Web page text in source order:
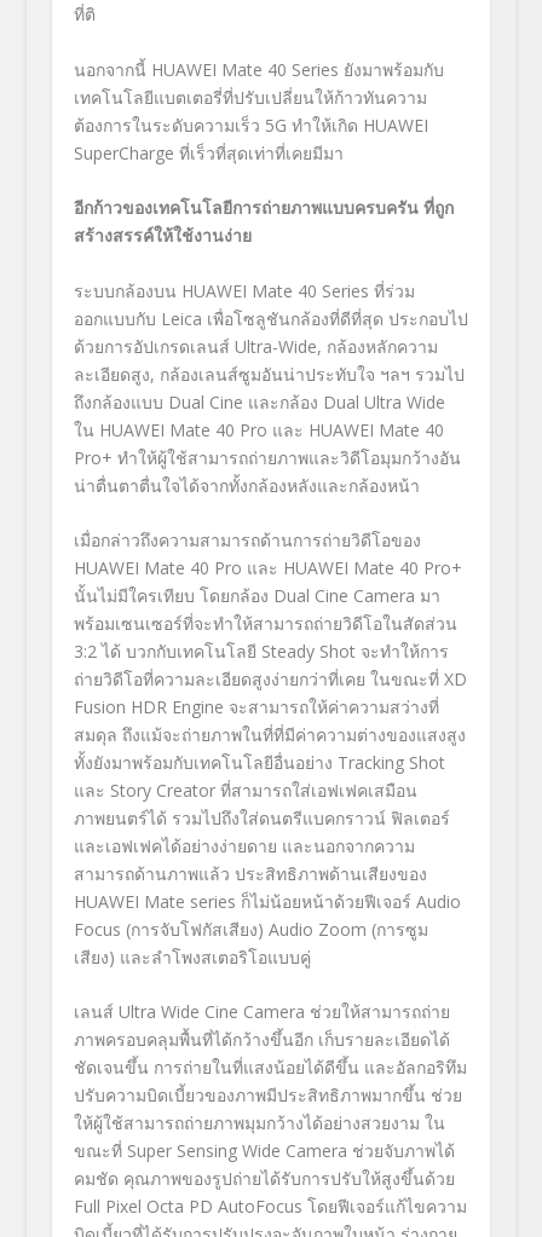
ที่ติ
นอกจากนี้ HUAWEI Mate 40 Series ยังมาพร้อมกับ
เทคโนโลยีแบตเตอรี่ที่ปรับเปลี่ยนให้ก้าวทันความ
ต้องการในระดับความเร็ว 5G ทำให้เกิด HUAWEI
SuperCharge ที่เร็วที่สุดเท่าที่เคยมีมา
อีกก้าวของเทคโนโลยีการถ่ายภาพแบบครบครัน ที่ถูก
สร้างสรรค์ให้ใช้งานง่าย
ระบบกล้องบน HUAWEI Mate 40 Series ที่ร่วม
ออกแบบกับ Leica เพื่อโซลูชันกล้องที่ดีที่สุด ประกอบไป
ด้วยการอัปเกรดเลนส์ Ultra-Wide, กล้องหลักความ
ละเอียดสูง, กล้องเลนส์ซูมอันน่าประทับใจ ฯลฯ รวมไป
ถึงกล้องแบบ Dual Cine และกล้อง Dual Ultra Wide
ใน HUAWEI Mate 40 Pro และ HUAWEI Mate 40
Pro+ ทำให้ผู้ใช้สามารถถ่ายภาพและวิดีโอมุมกว้างอัน
น่าตื่นตาตื่นใจได้จากทั้งกล้องหลังและกล้องหน้า
เมื่อกล่าวถึงความสามารถด้านการถ่ายวิดีโอของ
HUAWEI Mate 40 Pro และ HUAWEI Mate 40 Pro+
นั้นไม่มีใครเทียบ โดยกล้อง Dual Cine Camera มา
พร้อมเซนเซอร์ที่จะทำให้สามารถถ่ายวิดีโอในสัดส่วน
3:2 ได้ บวกกับเทคโนโลยี Steady Shot จะทำให้การ
ถ่ายวิดีโอที่ความละเอียดสูงง่ายกว่าที่เคย ในขณะที่ XD
Fusion HDR Engine จะสามารถให้ค่าความสว่างที่
สมดุล ถึงแม้จะถ่ายภาพในที่ที่มีค่าความต่างของแสงสูง
ทั้งยังมาพร้อมกับเทคโนโลยีอื่นอย่าง Tracking Shot
และ Story Creator ที่สามารถใส่เอฟเฟคเสมือน
ภาพยนตร์ได้ รวมไปถึงใส่ดนตรีแบคกราวน์ ฟิลเตอร์
และเอฟเฟคได้อย่างง่ายดาย และนอกจากความ
สามารถด้านภาพแล้ว ประสิทธิภาพด้านเสียงของ
HUAWEI Mate series ก็ไม่น้อยหน้าด้วยฟีเจอร์ Audio
Focus (การจับโฟกัสเสียง) Audio Zoom (การซูม
เสียง) และลำโพงสเตอริโอแบบคู่
เลนส์ Ultra Wide Cine Camera ช่วยให้สามารถถ่าย
ภาพครอบคลุมพื้นที่ได้กว้างขึ้นอีก เก็บรายละเอียดได้
ชัดเจนขึ้น การถ่ายในที่แสงน้อยได้ดีขึ้น และอัลกอริทึม
ปรับความบิดเบี้ยวของภาพมีประสิทธิภาพมากขึ้น ช่วย
ให้ผู้ใช้สามารถถ่ายภาพมุมกว้างได้อย่างสวยงาม ใน
ขณะที่ Super Sensing Wide Camera ช่วยจับภาพได้
คมชัด คุณภาพของรูปถ่ายได้รับการปรับให้สูงขึ้นด้วย
Full Pixel Octa PD AutoFocus โดยฟีเจอร์แก้ไขความ